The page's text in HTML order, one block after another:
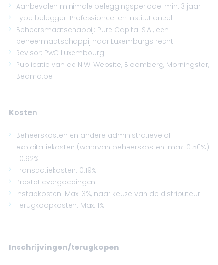
Aanbevolen minimale beleggingsperiode: min. 3 jaar
Type belegger: Professioneel en Institutioneel
Beheersmaatschappij: Pure Capital S.A., een
beheermaatschappij naar Luxemburgs recht
Revisor: PwC Luxembourg
Publicatie van de NIW: Website, Bloomberg, Morningstar,
Beama.be
Kosten
Beheerskosten en andere administratieve of
exploitatiekosten (waarvan beheerskosten: max. 0.50%)
: 0.92%
Transactiekosten: 0.19%
Prestatievergoedingen: -
Instapkosten: Max. 3%, naar keuze van de distributeur
Terugkoopkosten: Max. 1%
Inschrijvingen/terugkopen